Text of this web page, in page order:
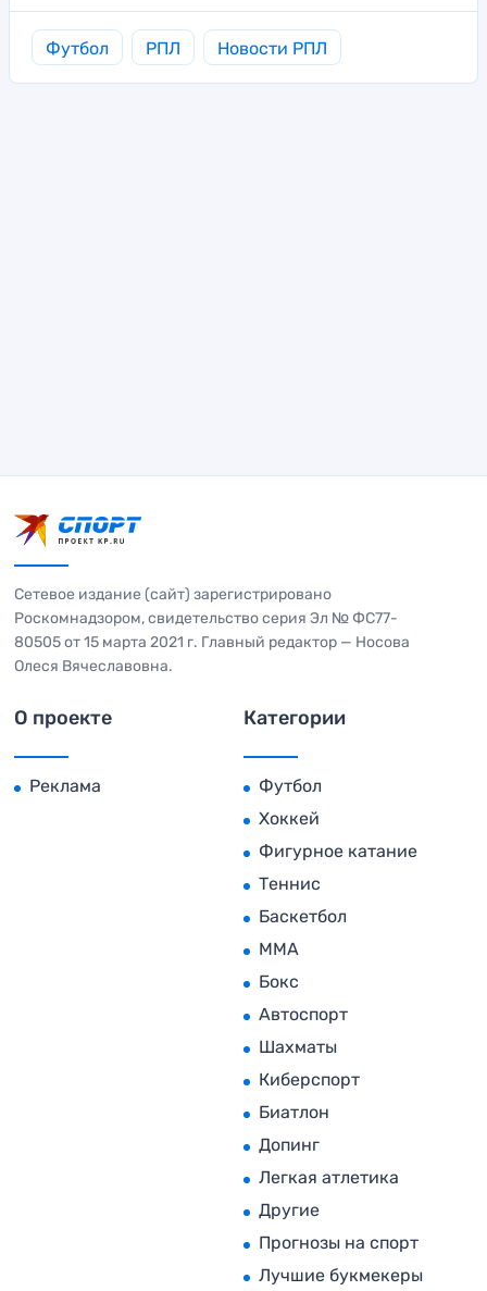
Футбол РПЛ Новости РПЛ
Сетевое издание (сайт) зарегистрировано
Роскомнадзором, свидетельство серия Эл № ФС77-
80505 от 15 марта 2021 г. Главный редактор — Носова
Олеся Вячеславовна.
О проекте
Реклама
Категории
Футбол
Хоккей
Фигурное катание
Теннис
Баскетбол
MMA
Бокс
Автоспорт
Шахматы
Киберспорт
Биатлон
Допинг
Легкая атлетика
Другие
Прогнозы на спорт
Лучшие букмекеры